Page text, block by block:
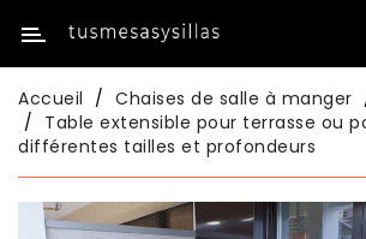
Catégorie
Inicio
Tables
De
Cuisine
Accueil Chaises de salle à manger
Table extensible pour terrasse ou
différentes tailles et profondeurs